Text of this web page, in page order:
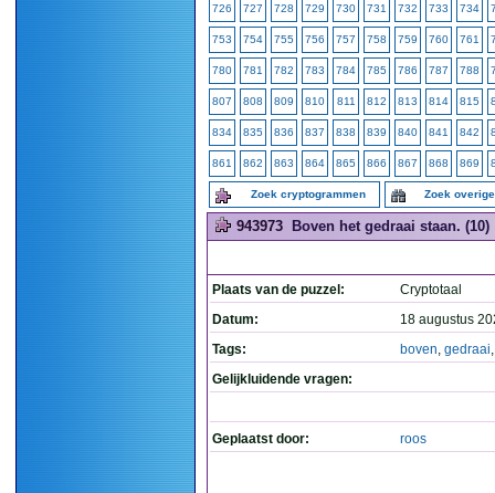
726 727 728 729 730 731 732 733 734
753 754 755 756 757 758 759 760 761
780 781 782 783 784 785 786 787 788
807 808 809 810 811 812 813 814 815
834 835 836 837 838 839 840 841 842
861 862 863 864 865 866 867 868 869
Zoek cryptogrammen Zoek
943973 Boven het gedraai staan. (10)
Plaats van de puzzel:
Cryptotaal
Datum:
18 augustus
Tags:
boven, gedraai
Gelijkluidende vragen:
Geplaatst door: roos